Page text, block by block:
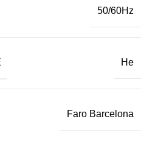
50/60Hz
Не
Faro Barcelona